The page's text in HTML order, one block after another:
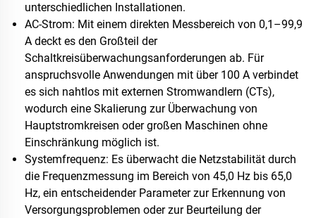
unterschiedlichen Installationen.
AC-Strom: Mit einem direkten Messbereich von 0,1–99,9
A deckt es den Großteil der
Schaltkreisüberwachungsanforderungen ab. Für
anspruchsvolle Anwendungen mit über 100 A verbindet
es sich nahtlos mit externen Stromwandlern (CTs),
wodurch eine Skalierung zur Überwachung von
Hauptstromkreisen oder großen Maschinen ohne
Einschränkung möglich ist.
Systemfrequenz: Es überwacht die Netzstabilität durch
die Frequenzmessung im Bereich von 45,0 Hz bis 65,0
Hz, ein entscheidender Parameter zur Erkennung von
Versorgungsproblemen oder zur Beurteilung der